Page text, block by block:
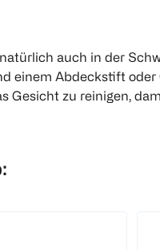
70
auch in der
einem Abdeckstift
Gesicht zu reinigen,